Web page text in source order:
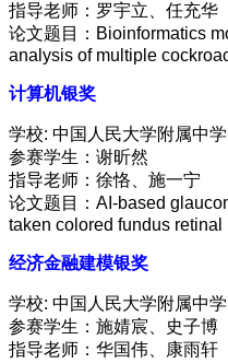
指导老师：罗宇立、任充华
论文题目：Bioinformatics
analysis of multiple
计算机银奖
学校: 中国人民大学附属中学
参赛学生：谢昕然
指导老师：徐恪、施一宁
论文题目：AI-based
taken colored fundus retinal
经济金融建模银奖
学校: 中国人民大学附属中学
参赛学生：施婧宸、史子博
指导老师：华国伟、康雨轩